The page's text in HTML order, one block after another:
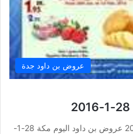
عروض بن داود جدة
عروض بن داود اليوم مكة 28-1-2016 عروض بن داود اليوم مكة 28-1-